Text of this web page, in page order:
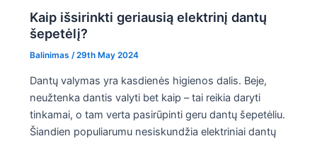
Kaip išsirinkti geriausią elektrinį dantų
šepetėlį?
Balinimas /29th May 2024
Dantų valymas yra kasdienės higienos dalis. Beje,
neužtenka dantis valyti bet kaip – tai reikia daryti
tinkamai, o tam verta pasirūpinti geru dantų šepetėliu.
Šiandien populiarumu nesiskundžia elektriniai dantų